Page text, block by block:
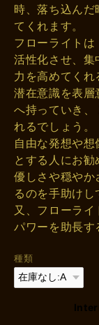
時、落ち込ん
てくれます。
フローライト
活性化させ、
力を高めてくれ
潜在意識を表
へ持っていき、
れるでしょう。
自由な発想や
とする人にお勧
優しさや穏やか
るのを手助けし
又、フローラ
パワーを助長す
種類